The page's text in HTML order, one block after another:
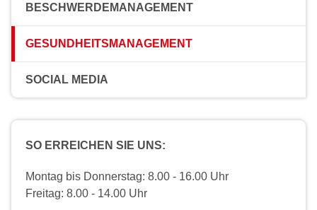
BESCHWERDEMANAGEMENT
GESUNDHEITSMANAGEMENT
SOCIAL MEDIA
SO ERREICHEN SIE UNS:
Montag bis Donnerstag: 8.00 - 16.00 Uhr
Freitag: 8.00 - 14.00 Uhr